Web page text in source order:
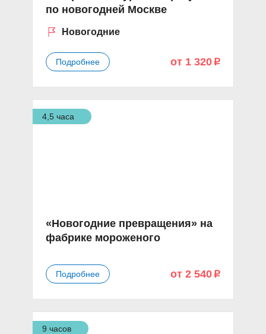
по новогодней Москве
Новогодние
Подробнее от 1 320 p
4,5 часа
«Новогодние превращения» на
фабрике мороженого
Подробнее от 2 540 p
9 часов